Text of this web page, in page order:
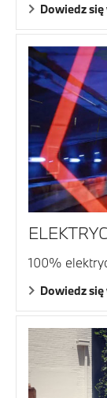
Dowiedz
100%
Dowiedz